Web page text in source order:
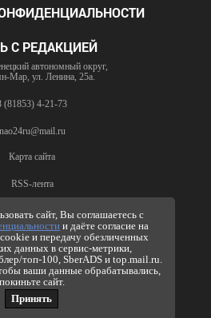
сайт, Вы соглашаетесь с
и даёте согласие на
и передачу обезличенных
данных в сервис-метрики,
топ-100, SberADS и top.mail.ru.
ваши данные обрабатывались,
покиньте сайт.
Принять
С РЕДАКЦИЕЙ
автономный округ,
Мар, ул. Ленина, 25а.
(81853) 4-21-73
nao24ru@mail.ru
Карта сайта
RSS-лента
РЕКЛАМЫ
(81853) 4-63-61
info@nao24.ru